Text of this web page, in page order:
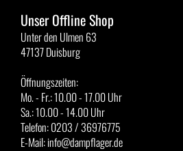
Unser Offline Shop
Unter den Ulmen 63
47137 Duisburg
Öffnungszeiten:
Mo. - Fr.: 10.00 - 17.00 Uhr
Sa.: 10.00 - 14.00 Uhr
Telefon: 0203 / 36976775
E-Mail: info@dampflager.de